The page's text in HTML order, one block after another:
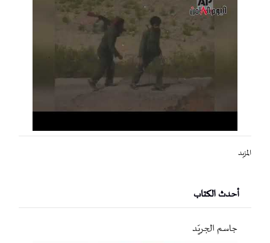
المزيد
أحدث الكتاب
جاسم الجريّد